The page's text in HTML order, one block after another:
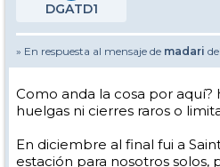
DGATD1
» En respuesta al mensaje de madari
Como anda la cosa por aquí?
huelgas ni cierres raros o
En diciembre al final fui a
estación para nosotros solos,